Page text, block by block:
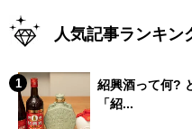
人気記事ランキン
紹興酒って何?
「紹...